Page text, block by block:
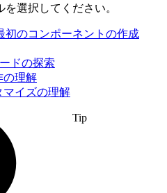
選択してください。
初のコンポーネントの作成
ドの探索
の理解
マイズの理解
Tip